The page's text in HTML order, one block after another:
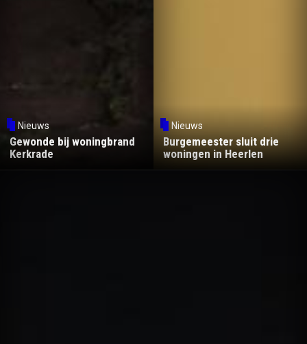
Nieuws
Gewonde bij woningbrand
Kerkrade
Nieuws
Burgemeester sluit drie
woningen in Heerlen